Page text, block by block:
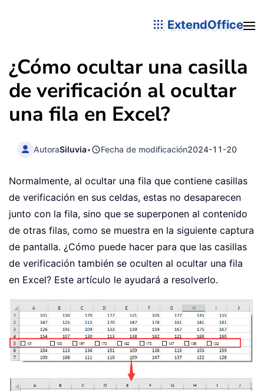
ExtendOffice
¿Cómo ocultar una casilla
de verificación al ocultar
una fila en Excel?
AutoraSiluvia• Fecha de modificación2024-11-20
Normalmente, al ocultar una fila que contiene casillas
de verificación en sus celdas, estas no desaparecen
junto con la fila, sino que se superponen al contenido
de otras filas, como se muestra en la siguiente captura
de pantalla. ¿Cómo puede hacer para que las casillas
de verificación también se oculten al ocultar una fila
en Excel? Este artículo le ayudará a resolverlo.